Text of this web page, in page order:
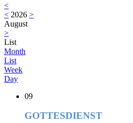
<
< 2026 >
August
>
List
Month
List
Week
Day
09
GOTTESDIENST